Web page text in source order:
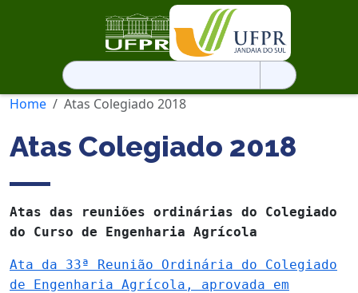
Pesquisar
por:
Home
Atas Colegiado 2018
Atas Colegiado 2018
Atas das reuniões ordinárias do Colegiado
do Curso de Engenharia Agrícola
Ata da 33ª Reunião Ordinária do Colegiado
de Engenharia Agrícola, aprovada em